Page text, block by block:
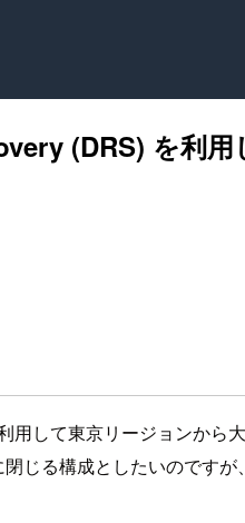
(DRS) を利
して東京リージョンから
じる構成としたいのですが